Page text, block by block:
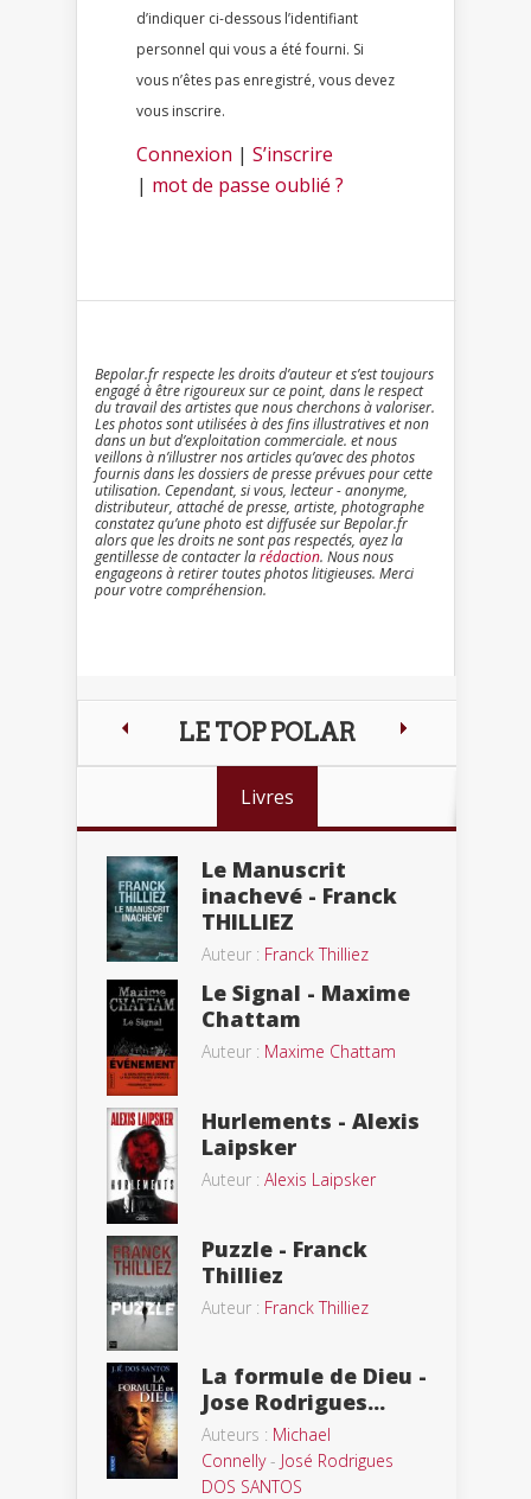
d’indiquer ci-dessous l’identifiant
personnel qui vous a été fourni. Si
vous n’êtes pas enregistré, vous devez
vous inscrire.
Connexion | S’inscrire
| mot de passe oublié ?
Bepolar.fr respecte les droits d’auteur et s’est toujours
engagé à être rigoureux sur ce point, dans le respect
du travail des artistes que nous cherchons à valoriser.
Les photos sont utilisées à des fins illustratives et non
dans un but d’exploitation commerciale. et nous
veillons à n’illustrer nos articles qu’avec des photos
fournis dans les dossiers de presse prévues pour cette
utilisation. Cependant, si vous, lecteur - anonyme,
distributeur, attaché de presse, artiste, photographe
constatez qu’une photo est diffusée sur Bepolar.fr
alors que les droits ne sont pas respectés, ayez la
gentillesse de contacter larédaction. Nous nous
engageons à retirer toutes photos litigieuses. Merci
pour votre compréhension.
LE TOP POLAR
Livres
Le Manuscrit
inachevé - Franck
THILLIEZ
Auteur : Franck Thilliez
Le Signal - Maxime
Chattam
Auteur : Maxime Chattam
Hurlements - Alexis
Laipsker
Auteur : Alexis Laipsker
Puzzle - Franck
Thilliez
Auteur : Franck Thilliez
La formule de Dieu -
Jose Rodrigues...
Auteurs : Michael
Connelly- José Rodrigues
DOS SANTOS